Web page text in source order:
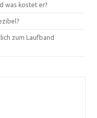
was kostet er?
zum Laufband